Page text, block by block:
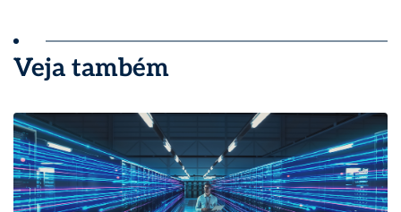
Veja também